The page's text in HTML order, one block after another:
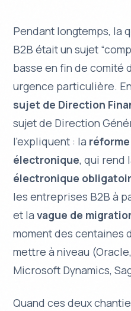
Pendant longtemps, la
B2B était un sujet
basse en fin de comité
urgence particulière.
sujet de Direction
sujet de Direction
l’expliquent : la
électronique, qui rend
électronique
les entreprises B2B à
et lavague de
moment des centaines
mettre à niveau (Oracle,
Microsoft Dynamics,
Quand ces deux